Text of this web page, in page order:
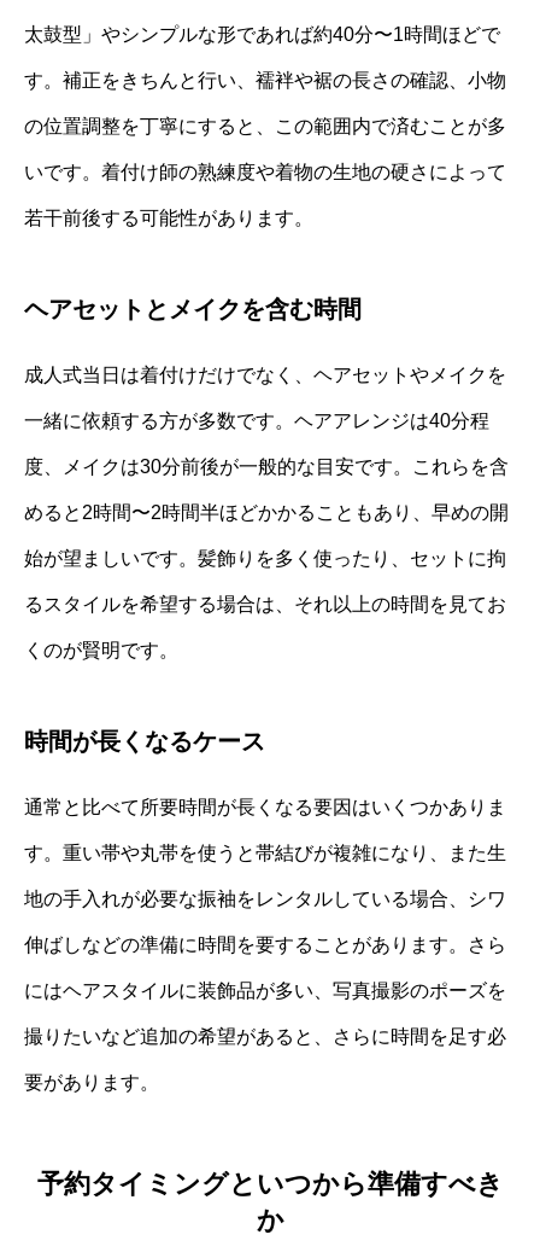
太鼓型」やシンプルな形であれば約40分〜1時間ほどで
す。補正をきちんと行い、襦袢や裾の長さの確認、小物
の位置調整を丁寧にすると、この範囲内で済むことが多
いです。着付け師の熟練度や着物の生地の硬さによって
若干前後する可能性があります。
ヘアセットとメイクを含む時間
成人式当日は着付けだけでなく、ヘアセットやメイクを
一緒に依頼する方が多数です。ヘアアレンジは40分程
度、メイクは30分前後が一般的な目安です。これらを含
めると2時間〜2時間半ほどかかることもあり、早めの開
始が望ましいです。髪飾りを多く使ったり、セットに拘
るスタイルを希望する場合は、それ以上の時間を見てお
くのが賢明です。
時間が長くなるケース
通常と比べて所要時間が長くなる要因はいくつかありま
す。重い帯や丸帯を使うと帯結びが複雑になり、また生
地の手入れが必要な振袖をレンタルしている場合、シワ
伸ばしなどの準備に時間を要することがあります。さら
にはヘアスタイルに装飾品が多い、写真撮影のポーズを
撮りたいなど追加の希望があると、さらに時間を足す必
要があります。
予約タイミングといつから準備すべき
か